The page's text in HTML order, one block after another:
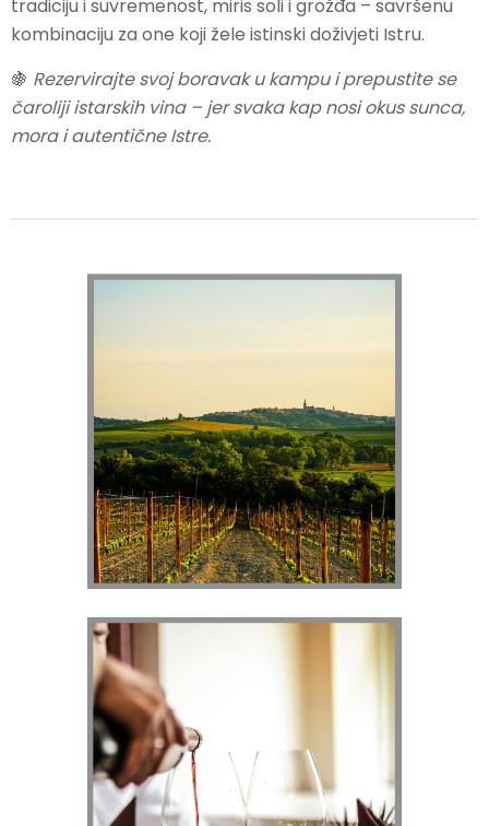
tradiciju i suvremenost, miris soli i grožđa – savršenu
kombinaciju za one koji žele istinski doživjeti Istru.
🍇 Rezervirajte svoj boravak u kampu i prepustite se
čaroliji istarskih vina – jer svaka kap nosi okus sunca,
mora i autentične Istre.